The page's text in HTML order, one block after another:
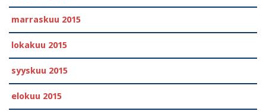
marraskuu 2015
lokakuu 2015
syyskuu 2015
elokuu 2015